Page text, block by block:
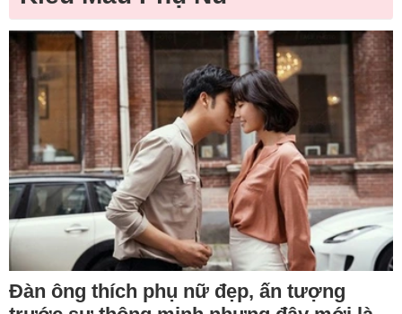
Đàn ông thích phụ nữ đẹp, ấn tượng